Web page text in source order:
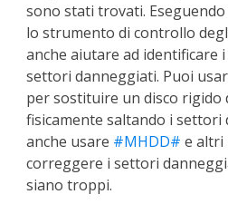
sono stati trovati.
lo strumento di controllo
anche aiutare ad identificare
settori danneggiati. Puoi
per sostituire un disco rigido
fisicamente saltando i settori
anche usare #MHDD# e altri
correggere i settori
siano troppi.